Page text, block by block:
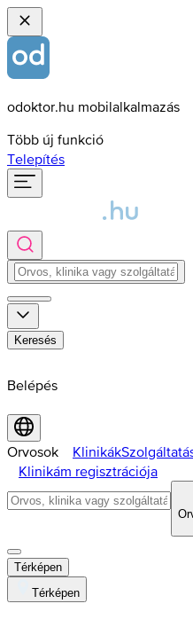
odoktor.hu mobilalkalmazás
Több új funkció
Telepítés
Keresés
Belépés
Orvosok Klinikák
Klinikám regisztrációja
Térképen
Térképen